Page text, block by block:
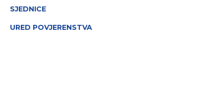
SJEDNICE
URED POVJERENSTVA